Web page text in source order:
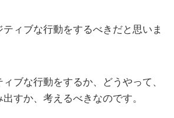
ィブな行動をするべきだと思いま
ブな行動をするか、どうやって、
すか、考えるべきなのです。